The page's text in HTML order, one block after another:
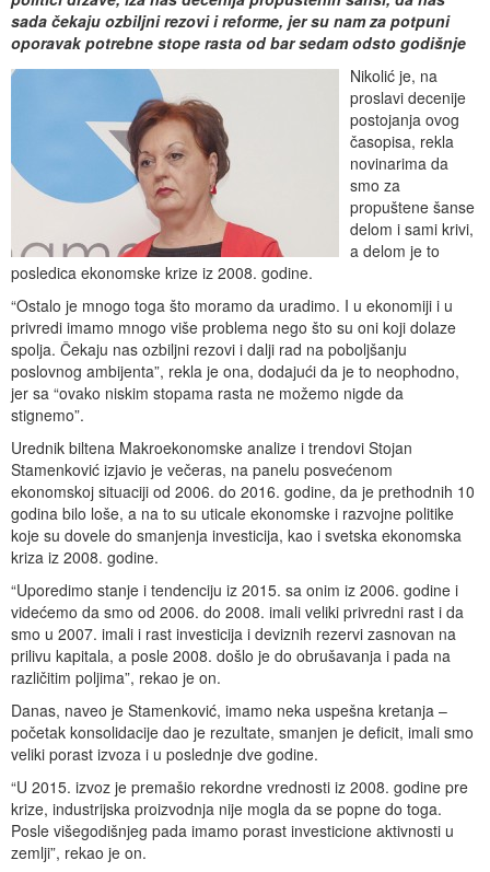
sada čekaju ozbiljni rezovi i reforme, jer su nam za potpuni
oporavak potrebne stope rasta od bar sedam odsto godišnje
Nikolić je, na
proslavi decenije
postojanja ovog
časopisa, rekla
novinarima da
smo za
propuštene šanse
delom i sami krivi,
a delom je to
posledica ekonomske krize iz 2008. godine.
“Ostalo je mnogo toga što moramo da uradimo. I u ekonomiji i u
privredi imamo mnogo više problema nego što su oni koji dolaze
spolja. Čekaju nas ozbiljni rezovi i dalji rad na poboljšanju
poslovnog ambijenta”, rekla je ona, dodajući da je to neophodno,
jer sa “ovako niskim stopama rasta ne možemo nigde da
stignemo”.
Urednik biltena Makroekonomske analize i trendovi Stojan
Stamenković izjavio je večeras, na panelu posvećenom
ekonomskoj situaciji od 2006. do 2016. godine, da je prethodnih 10
godina bilo loše, a na to su uticale ekonomske i razvojne politike
koje su dovele do smanjenja investicija, kao i svetska ekonomska
kriza iz 2008. godine.
“Uporedimo stanje i tendenciju iz 2015. sa onim iz 2006. godine i
videćemo da smo od 2006. do 2008. imali veliki privredni rast i da
smo u 2007. imali i rast investicija i deviznih rezervi zasnovan na
prilivu kapitala, a posle 2008. došlo je do obrušavanja i pada na
različitim poljima”, rekao je on.
Danas, naveo je Stamenković, imamo neka uspešna kretanja –
početak konsolidacije dao je rezultate, smanjen je deficit, imali smo
veliki porast izvoza i u poslednje dve godine.
“U 2015. izvoz je premašio rekordne vrednosti iz 2008. godine pre
krize, industrijska proizvodnja nije mogla da se popne do toga.
Posle višegodišnjeg pada imamo porast investicione aktivnosti u
zemlji”, rekao je on.